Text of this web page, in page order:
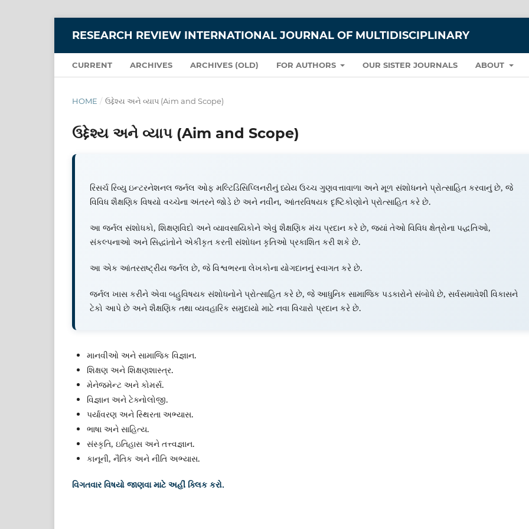
RESEARCH REVIEW INTERNATIONAL JOURNAL OF MULTIDISCIPLINARY
CURRENT ARCHIVES ARCHIVES (OLD) FOR AUTHORS OUR SISTER JOURNALS ABOUT
HOME / ઉદ્દેશ્ય અને વ્યાપ (Aim and Scope)
ઉદ્દેશ્ય અને વ્યાપ (Aim and Scope)
રિસર્ચ રિવ્યુ ઇન્ટરનેશનલ જર્નલ ઓફ મલ્ટિડિસિપ્લિનરીનું ધ્યેય ઉચ્ચ ગુણવત્તાવાળા અને મૂળ સંશોધનને પ્રોત્સાહિત કરવાનું છે, જે
વિવિધ શૈક્ષણિક વિષયો વચ્ચેના અંતરને જોડે છે અને નવીન, આંતરવિષયક દૃષ્ટિકોણોને પ્રોત્સાહિત કરે છે.
આ જર્નલ સંશોધકો, શિક્ષણવિદો અને વ્યાવસાયિકોને એવું શૈક્ષણિક મંચ પ્રદાન કરે છે, જ્યાં તેઓ વિવિધ ક્ષેત્રોના પદ્ધતિઓ,
સંકલ્પનાઓ અને સિદ્ધાંતોને એકીકૃત કરતી સંશોધન કૃતિઓ પ્રકાશિત કરી શકે છે.
આ એક આંતરરાષ્ટ્રીય જર્નલ છે, જે વિશ્વભરના લેખકોના યોગદાનનું સ્વાગત કરે છે.
જર્નલ ખાસ કરીને એવા બહુવિષયક સંશોધનોને પ્રોત્સાહિત કરે છે, જે આધુનિક સામાજિક પડકારોને સંબોધે છે, સર્વસમાવેશી વિકાસને
ટેકો આપે છે અને શૈક્ષણિક તથા વ્યવહારિક સમુદાયો માટે નવા વિચારો પ્રદાન કરે છે.
માનવીઓ અને સામાજિક વિજ્ઞાન.
શિક્ષણ અને શિક્ષણશાસ્ત્ર.
મેનેજમેન્ટ અને કોમર્સ.
વિજ્ઞાન અને ટેક્નોલોજી.
પર્યાવરણ અને સ્થિરતા અભ્યાસ.
ભાષા અને સાહિત્ય.
સંસ્કૃતિ, ઇતિહાસ અને તત્ત્વજ્ઞાન.
કાનૂની, નૈતિક અને નીતિ અભ્યાસ.
વિગતવાર વિષયો જાણવા માટે અહીં ક્લિક કરો.